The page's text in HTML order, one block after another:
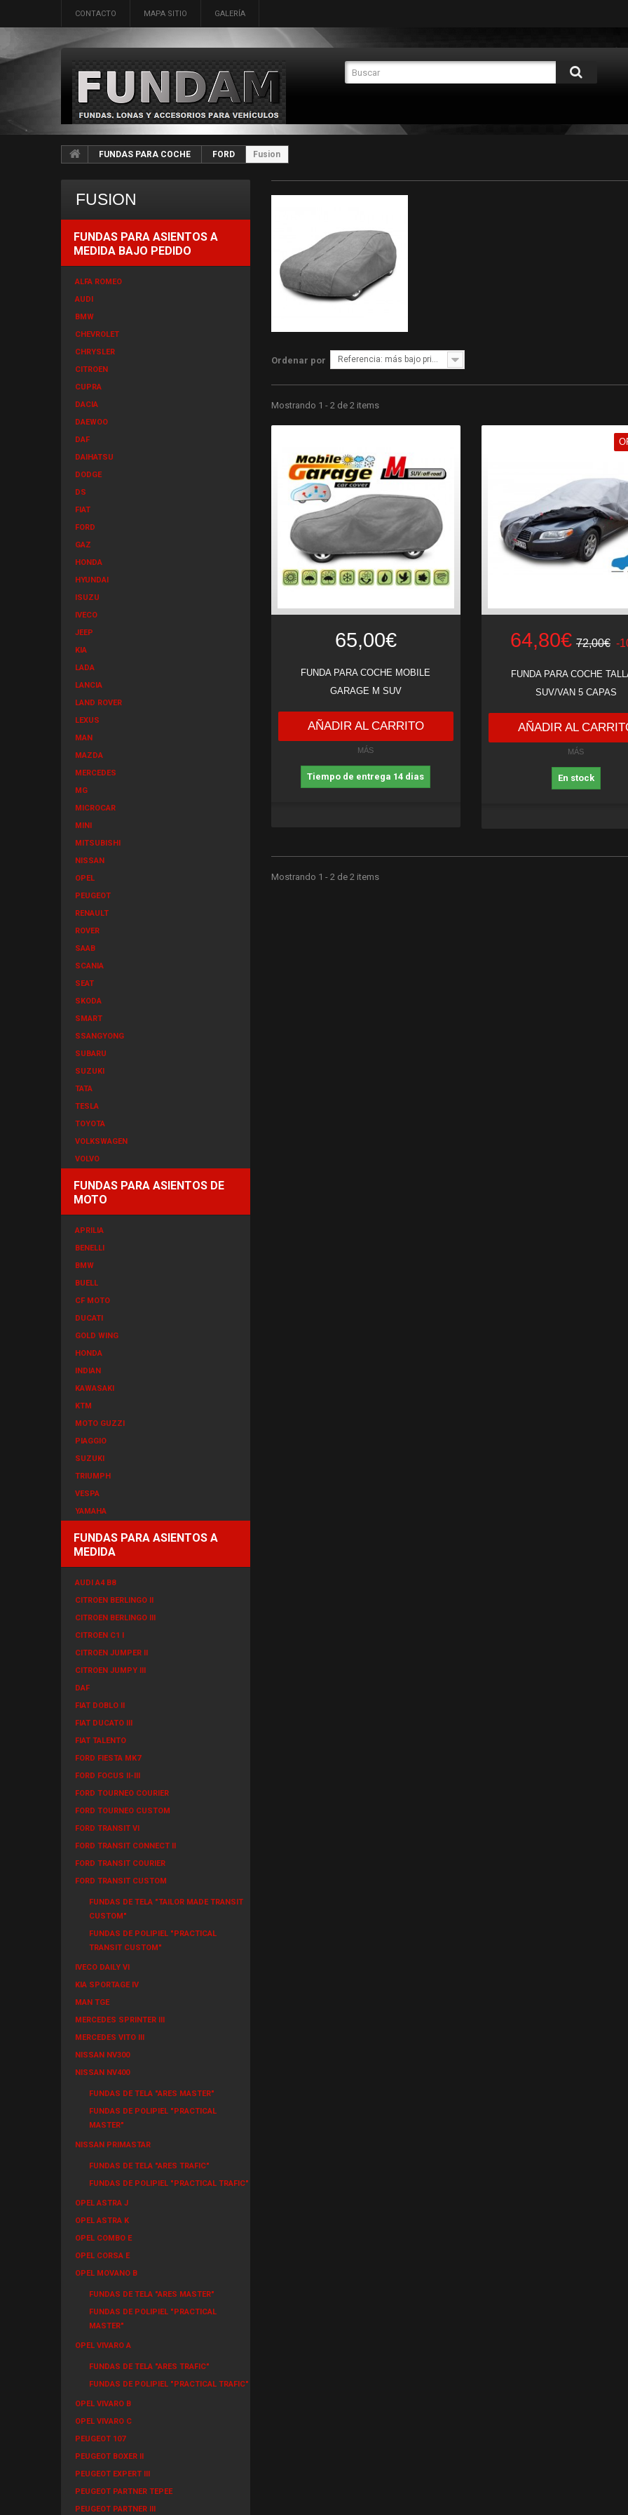
CONTACTO MAPA SITIO GALERÍA
FUNDAS PARA COCHE FORD Fusion
FUSION
FUNDAS PARA ASIENTOS A
MEDIDA BAJO PEDIDO
ALFA ROMEO
AUDI
BMW
CHEVROLET
CHRYSLER
CITROEN
CUPRA
DACIA
DAEWOO
DAF
DAIHATSU
DODGE
DS
FIAT
FORD
GAZ
HONDA
HYUNDAI
ISUZU
IVECO
JEEP
KIA
LADA
LANCIA
LAND ROVER
LEXUS
MAN
MAZDA
MERCEDES
MG
MICROCAR
MINI
MITSUBISHI
NISSAN
OPEL
PEUGEOT
RENAULT
ROVER
SAAB
SCANIA
SEAT
SKODA
SMART
SSANGYONG
SUBARU
SUZUKI
TATA
TESLA
TOYOTA
VOLKSWAGEN
VOLVO
FUNDAS PARA ASIENTOS DE
MOTO
APRILIA
BENELLI
BMW
BUELL
CF MOTO
DUCATI
GOLD WING
HONDA
INDIAN
KAWASAKI
KTM
MOTO GUZZI
PIAGGIO
SUZUKI
TRIUMPH
VESPA
YAMAHA
FUNDAS PARA ASIENTOS A
MEDIDA
AUDI A4 B8
CITROEN BERLINGO II
CITROEN BERLINGO III
CITROEN C1 I
CITROEN JUMPER II
CITROEN JUMPY III
DAF
FIAT DOBLO II
FIAT DUCATO III
FIAT TALENTO
FORD FIESTA MK7
FORD FOCUS II-III
FORD TOURNEO COURIER
FORD TOURNEO CUSTOM
FORD TRANSIT VI
FORD TRANSIT CONNECT II
FORD TRANSIT COURIER
FORD TRANSIT CUSTOM
FUNDAS DE TELA "TAILOR MADE TRANSIT
CUSTOM"
FUNDAS DE POLIPIEL "PRACTICAL
TRANSIT CUSTOM"
IVECO DAILY VI
KIA SPORTAGE IV
MAN TGE
MERCEDES SPRINTER III
MERCEDES VITO III
NISSAN NV300
NISSAN NV400
FUNDAS DE TELA "ARES MASTER"
FUNDAS DE POLIPIEL "PRACTICAL
MASTER"
NISSAN PRIMASTAR
FUNDAS DE TELA "ARES TRAFIC"
FUNDAS DE POLIPIEL "PRACTICAL TRAFIC"
OPEL ASTRA J
OPEL ASTRA K
OPEL COMBO E
OPEL CORSA E
OPEL MOVANO B
FUNDAS DE TELA "ARES MASTER"
FUNDAS DE POLIPIEL "PRACTICAL
MASTER"
OPEL VIVARO A
FUNDAS DE TELA "ARES TRAFIC"
FUNDAS DE POLIPIEL "PRACTICAL TRAFIC"
OPEL VIVARO B
OPEL VIVARO C
PEUGEOT 107
PEUGEOT BOXER II
PEUGEOT EXPERT III
PEUGEOT PARTNER TEPEE
PEUGEOT PARTNER III
Ordenar por Referencia: más bajo primero
Mostrando 1 - 2 de 2 items
65,00€
FUNDA PARA COCHE MOBILE
GARAGE M SUV
AÑADIR AL CARRITO
MÁS
Tiempo de entrega 14 dias
64,80€ 72,00€ -
FUNDA PARA COCHE
SUV/VAN 5 CAPAS
AÑADIR AL
MÁS
En stock
Mostrando 1 - 2 de 2 items